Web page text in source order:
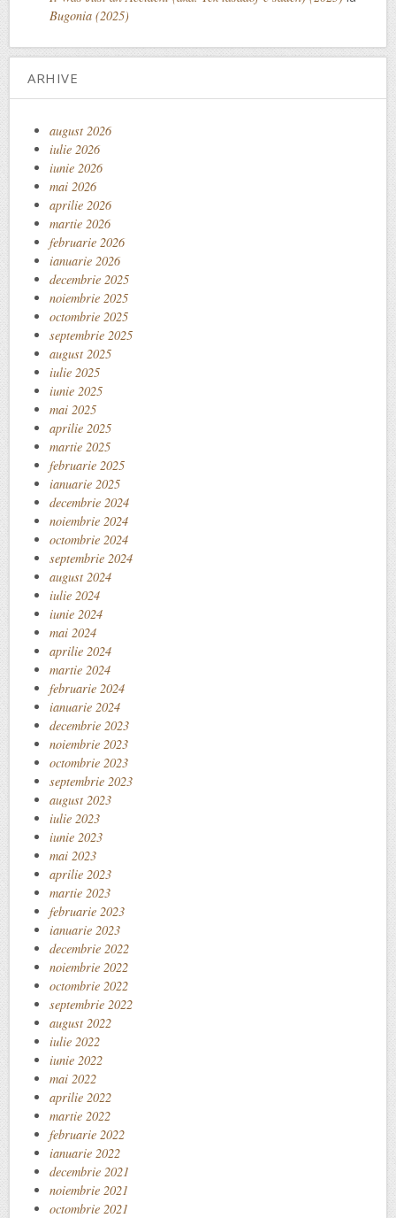
Bugonia (2025)
ARHIVE
august 2026
iulie 2026
iunie 2026
mai 2026
aprilie 2026
martie 2026
februarie 2026
ianuarie 2026
decembrie 2025
noiembrie 2025
octombrie 2025
septembrie 2025
august 2025
iulie 2025
iunie 2025
mai 2025
aprilie 2025
martie 2025
februarie 2025
ianuarie 2025
decembrie 2024
noiembrie 2024
octombrie 2024
septembrie 2024
august 2024
iulie 2024
iunie 2024
mai 2024
aprilie 2024
martie 2024
februarie 2024
ianuarie 2024
decembrie 2023
noiembrie 2023
octombrie 2023
septembrie 2023
august 2023
iulie 2023
iunie 2023
mai 2023
aprilie 2023
martie 2023
februarie 2023
ianuarie 2023
decembrie 2022
noiembrie 2022
octombrie 2022
septembrie 2022
august 2022
iulie 2022
iunie 2022
mai 2022
aprilie 2022
martie 2022
februarie 2022
ianuarie 2022
decembrie 2021
noiembrie 2021
octombrie 2021